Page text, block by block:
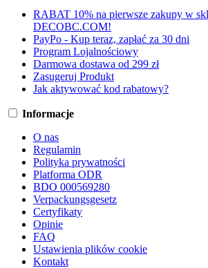
RABAT 10% na pierwsze zakupy w
DECOBC.COM!
PayPo - Kup teraz, zapłać za 30 dni
Program Lojalnościowy
Darmowa dostawa od 299 zł
Zasugeruj Produkt
Jak aktywować kod rabatowy?
Informacje
O nas
Regulamin
Polityka prywatności
Platforma ODR
BDO 000569280
Verpackungsgesetz
Certyfikaty
Opinie
FAQ
Ustawienia plików cookie
Kontakt